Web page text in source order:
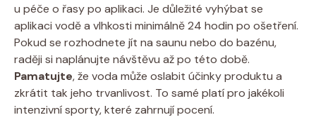
u péče o řasy po aplikaci. Je důležité vyhýbat se
aplikaci vodě a vlhkosti minimálně 24 hodin po ošetření.
Pokud se rozhodnete jít na saunu nebo do bazénu,
raději si naplánujte návštěvu až po této době.
Pamatujte, že voda může oslabit účinky produktu a
zkrátit tak jeho trvanlivost. To samé platí pro jakékoli
intenzivní sporty, které zahrnují pocení.